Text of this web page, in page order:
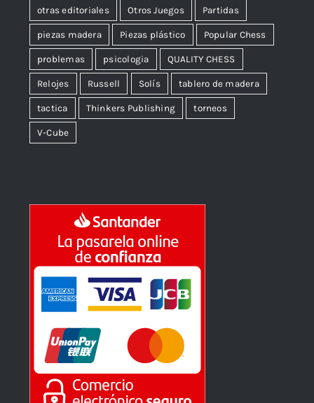
otras editoriales Otros Juegos Partidas
piezas madera Piezas plástico Popular Chess
problemas psicologia QUALITY CHESS
Relojes Russell Solís tablero de madera
tactica Thinkers Publishing torneos
V-Cube